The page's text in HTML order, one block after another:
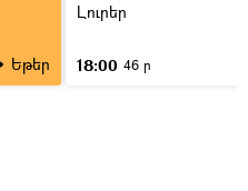
Եթեր
Լուրեր
18:00 46 ր